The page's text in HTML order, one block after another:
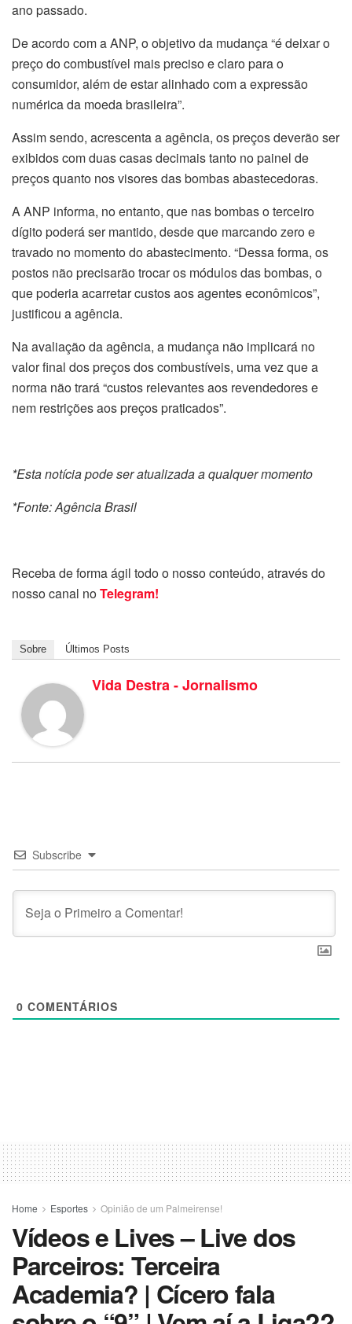
ano passado.
De acordo com a ANP, o objetivo da mudança “é deixar o
preço do combustível mais preciso e claro para o
consumidor, além de estar alinhado com a expressão
numérica da moeda brasileira”.
Assim sendo, acrescenta a agência, os preços deverão ser
exibidos com duas casas decimais tanto no painel de
preços quanto nos visores das bombas abastecedoras.
A ANP informa, no entanto, que nas bombas o terceiro
dígito poderá ser mantido, desde que marcando zero e
travado no momento do abastecimento. “Dessa forma, os
postos não precisarão trocar os módulos das bombas, o
que poderia acarretar custos aos agentes econômicos”,
justificou a agência.
Na avaliação da agência, a mudança não implicará no
valor final dos preços dos combustíveis, uma vez que a
norma não trará “custos relevantes aos revendedores e
nem restrições aos preços praticados”.
*Esta notícia pode ser atualizada a qualquer momento
*Fonte: Agência Brasil
Receba de forma ágil todo o nosso conteúdo, através do
nosso canal noTelegram!
Sobre Últimos Posts
Vida Destra - Jornalismo
Subscribe
0 COMENTÁRIOS
Home Esportes Opinião de um Palmeirense!
Vídeos e Lives – Live dos
Parceiros: Terceira
Academia? | Cícero fala